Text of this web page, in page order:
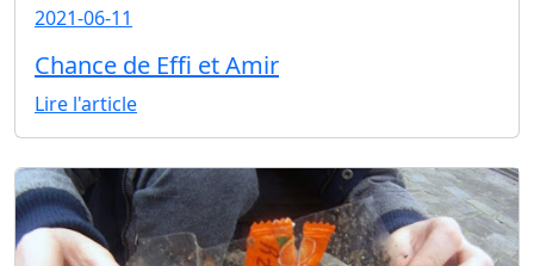
2021-06-11
Chance de Effi et Amir
Lire l'article